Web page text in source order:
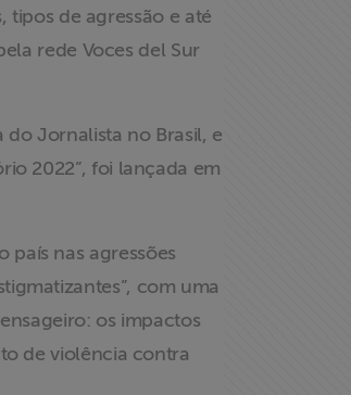
de agressão e até
rede Voces del Sur
Jornalista no Brasil, e
2022”, foi lançada em
nas agressões
com uma
os impactos
de violência contra